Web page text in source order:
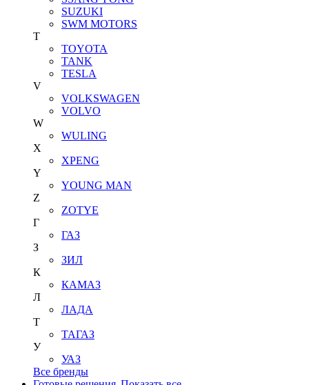
SUZUKI
SWM MOTORS
T
TOYOTA
TANK
TESLA
V
VOLKSWAGEN
VOLVO
W
WULING
X
XPENG
Y
YOUNG MAN
Z
ZOTYE
Г
ГАЗ
З
ЗИЛ
К
КАМАЗ
Л
ЛАДА
Т
ТАГАЗ
У
УАЗ
Все бренды